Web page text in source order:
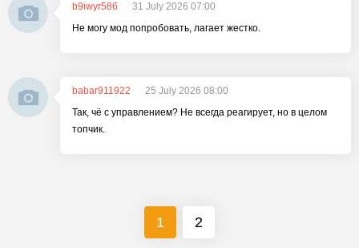
b9iwyr586
31 July 2026 07:00
Не могу мод попробовать, лагает жестко.
babar911922
25 July 2026 08:00
Так, чё с управлением? Не всегда реагирует, но в целом
топчик.
1 2